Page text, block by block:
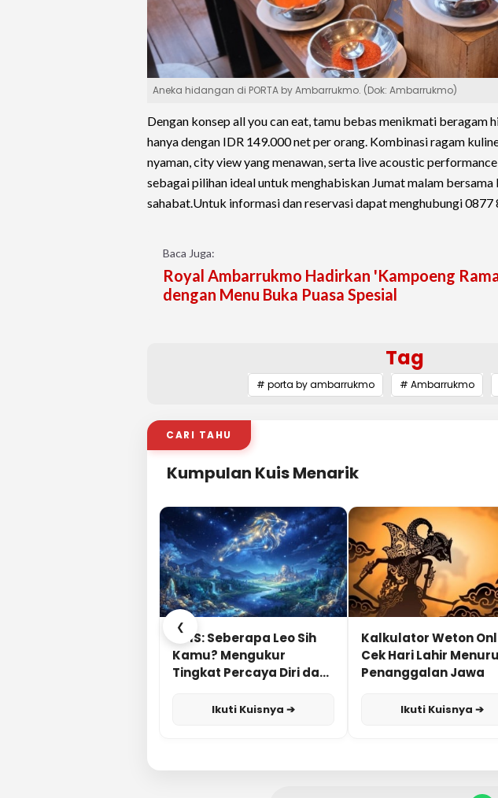
Aneka hidangan di PORTA by Ambarrukmo. (Dok: Ambarrukmo)
Dengan konsep all you can eat, tamu bebas menikmati beragam
hanya dengan IDR 149.000 net per orang. Kombinasi ragam
nyaman, city view yang menawan, serta live acoustic
sebagai pilihan ideal untuk menghabiskan Jumat malam bersama
sahabat.Untuk informasi dan reservasi dapat menghubungi
Baca Juga:
Royal Ambarrukmo Hadirkan 'Kampoeng
dengan Menu Buka Puasa Spesial
Tag
# porta by ambarrukmo # Ambarrukmo
CARI TAHU
Kumpulan Kuis Menarik
❮
KUIS: Seberapa Leo Sih
Kamu? Mengukur
Tingkat Percaya Diri dan
Ikuti Kuisnya ➔
Kalkulator Weton
Cek Hari Lahir
Penanggalan Jawa
Ikuti Kuisnya ➔